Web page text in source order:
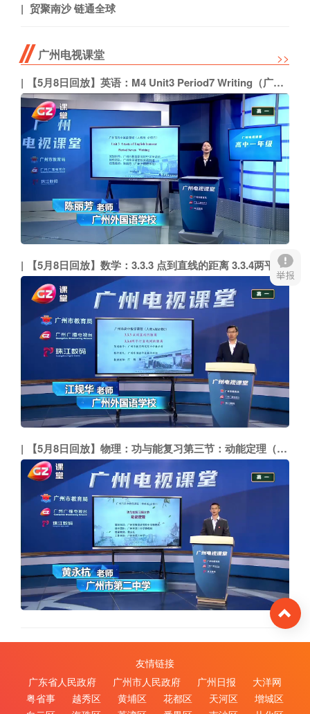
贸聚南沙 链通全球
广州电视课堂 >>
【5月8日回放】英语：M4 Unit3 Period7 Writing（广州外国语学校 陈丽芳）
【5月8日回放】数学：3.3.3 点到直线的距离 3.3.4两平行直线间的距离（广州外国语学校 江规华）
【5月8日回放】物理：功与能复习第三节：动能定理（市二中 黄永杭）
友情链接
广东省人民政府
广州市人民政府 广州日报
大洋网
粤省事
越秀区 黄埔区 花都区 天河区
增城区